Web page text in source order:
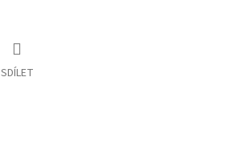
SDÍLET